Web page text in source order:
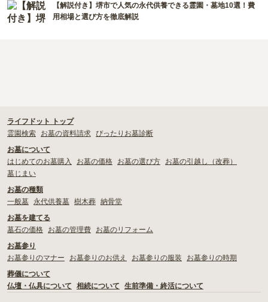
【解説付き】堺市で人気の永代供養できる霊園・墓地10選！費
用相場と選び方を徹底解説
ライフドット トップ
霊園検索
お墓の資料請求 ぴったりお墓診断
お墓について
はじめてのお墓購入
お墓の価格 お墓の選び方
お墓の引越し（改葬）
墓じまい
お墓の種類
一般墓
永代供養墓 樹木葬 納骨堂
お墓を建てる
墓石の価格
お墓の管理費
お墓のリフォーム
お墓参り
お墓参りのマナー
お墓参りのお供え お墓参りの服装
お墓参りの時期
葬儀について
仏壇・仏具について
相続について 生前準備・終活について